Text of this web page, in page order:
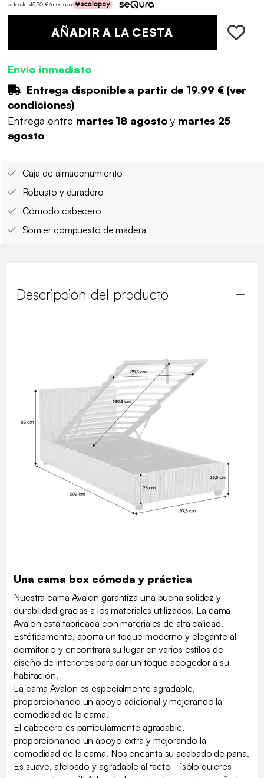
o desde 45,50 €/mes con
AÑADIR A LA CESTA
Envío inmediato
Entrega disponible a partir de 19.99 €(ver
condiciones)
Entrega entre martes 18 agostoy martes 25
agosto
Caja de almacenamiento
Robusto y duradero
Cómodo cabecero
Somier compuesto de madera
Descripción del producto
Una cama box cómoda y práctica
Nuestra cama Avalon garantiza una buena solidez y
durabilidad gracias a los materiales utilizados. La cama
Avalon está fabricada con materiales de alta calidad.
Estéticamente, aporta un toque moderno y elegante al
dormitorio y encontrará su lugar en varios estilos de
diseño de interiores para dar un toque acogedor a su
habitación.
La cama Avalon es especialmente agradable,
proporcionando un apoyo adicional y mejorando la
comodidad de la cama.
El cabecero es particularmente agradable,
proporcionando un apoyo extra y mejorando la
comodidad de la cama. Nos encanta su acabado de pana.
Es suave, afelpado y agradable al tacto - ¡sólo quieres